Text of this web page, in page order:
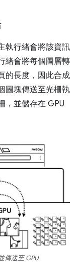
執行緒會將該資訊
緒會將每個圖層轉
的長度，因此合成
圖塊傳送至光柵執
，並儲存在 GPU
傳送至 GPU